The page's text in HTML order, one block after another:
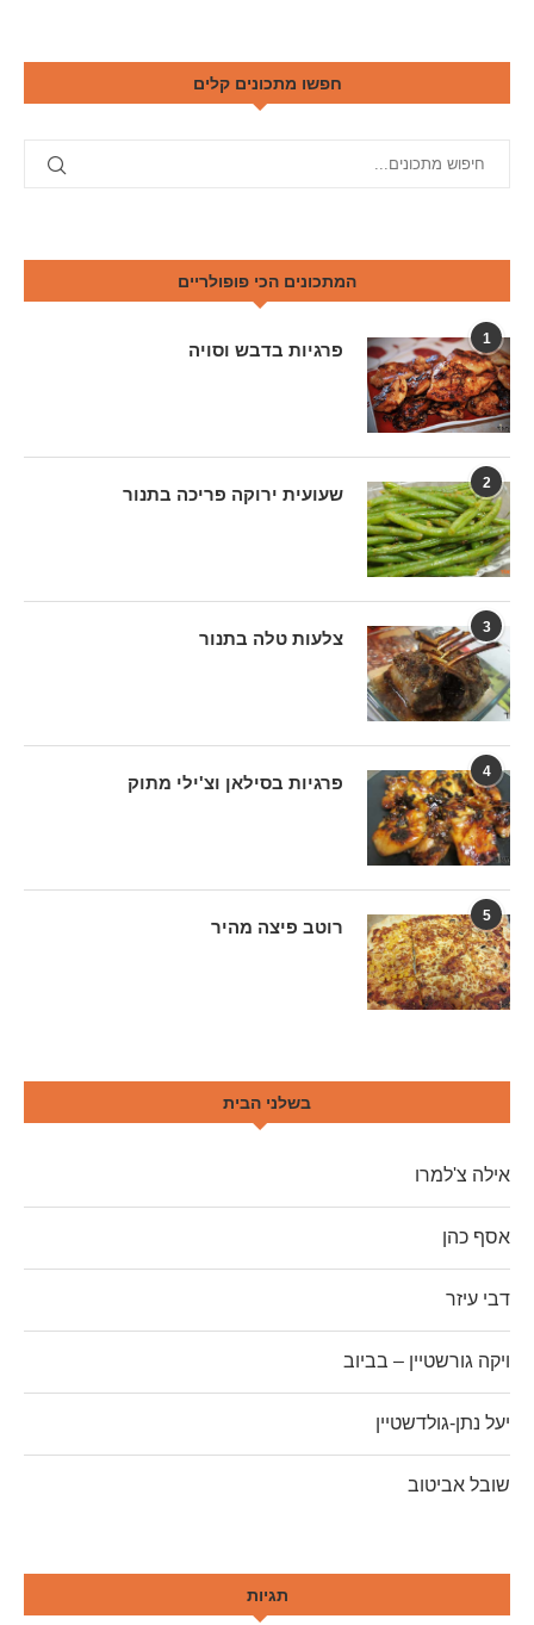
חפשו מתכונים קלים
המתכונים הכי פופולריים
1
פרגיות בדבש וסויה
2
שעועית ירוקה פריכה בתנור
3
צלעות טלה בתנור
4
פרגיות בסילאן וצ'ילי מתוק
5
רוטב פיצה מהיר
בשלני הבית
אילה צ'למרו
אסף כהן
דבי עיזר
ויקה גורשטיין – בביוב
יעל נתן-גולדשטיין
שובל אביטוב
תגיות